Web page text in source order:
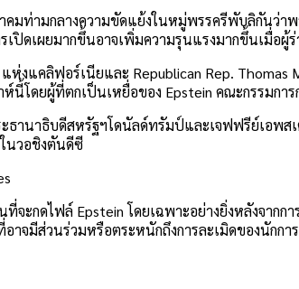
คมท่ามกลางความขัดแย้งในหมู่พรรครีพับลิกันว่
ปิดเผยมากขึ้นอาจเพิ่มความรุนแรงมากขึ้นเมื่อผู้
งแคลิฟอร์เนียและ Republican Rep. Thomas
ห์นี้โดยผู้ที่ตกเป็นเหยื่อของ Epstein คณะกรรมก
านาธิบดีสหรัฐฯโดนัลด์ทรัมป์และเจฟฟรีย์เอพ
นวอชิงตันดีซี
จะกดไฟล์ Epstein โดยเฉพาะอย่างยิ่งหลังจา
อาจมีส่วนร่วมหรือตระหนักถึงการละเมิดของนักกา